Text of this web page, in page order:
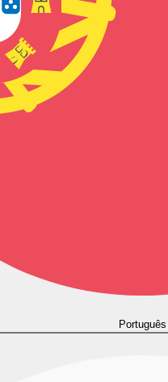
Português